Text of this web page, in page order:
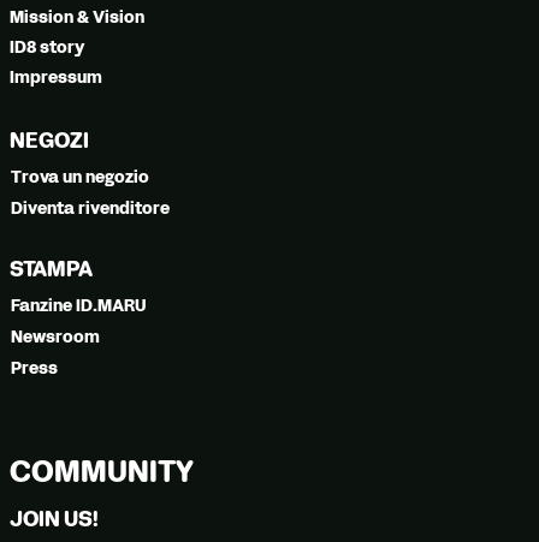
Mission & Vision
ID8 story
Impressum
NEGOZI
Trova un negozio
Diventa rivenditore
STAMPA
Fanzine ID.MARU
Newsroom
Press
COMMUNITY
JOIN US!